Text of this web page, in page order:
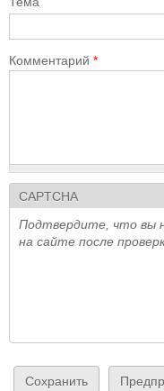
Комментарий *
CAPTCHA
Подтвердите, что вы
на сайте после